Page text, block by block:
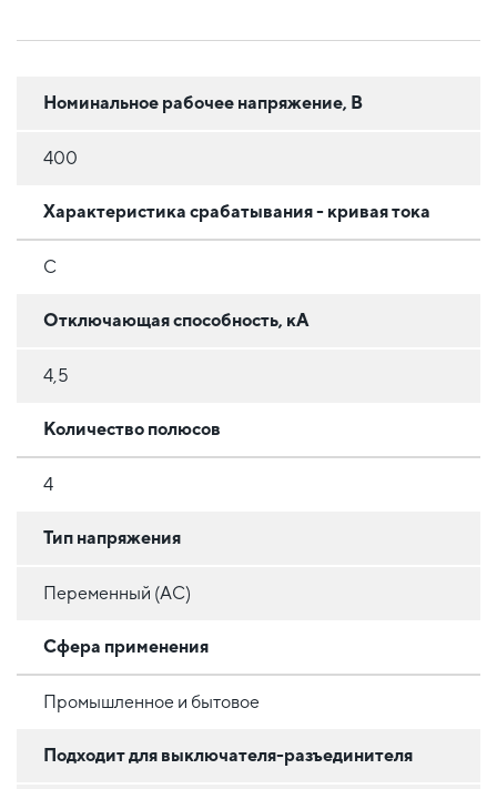
Номинальное рабочее напряжение, В
400
Характеристика срабатывания - кривая тока
C
Отключающая способность, кА
4,5
Количество полюсов
4
Тип напряжения
Переменный (AC)
Сфера применения
Промышленное и бытовое
Подходит для выключателя-разъединителя